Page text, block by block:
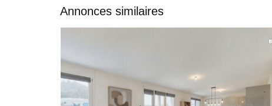
Annonces similaires